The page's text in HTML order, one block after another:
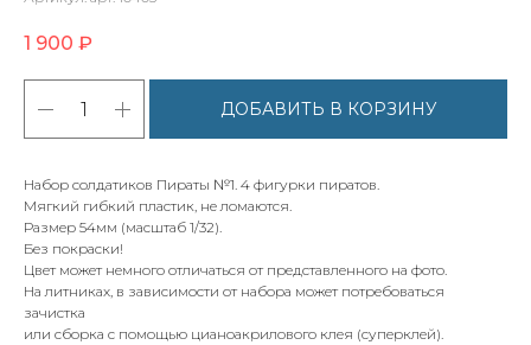
1 900 ₽
ДОБАВИТЬ В КОРЗИНУ
Набор солдатиков Пираты №1. 4 фигурки пиратов.
Мягкий гибкий пластик, не ломаются.
Размер 54мм (масштаб 1/32).
Без покраски!
Цвет может немного отличаться от представленного на фото.
На литниках, в зависимости от набора может потребоваться
зачистка
или сборка с помощью цианоакрилового клея (суперклей).